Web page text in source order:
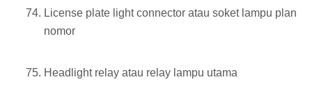
License plate light connector atau soket lampu plan
nomor
Headlight relay atau relay lampu utama